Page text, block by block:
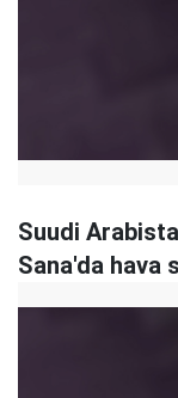
Suudi
Sana'da hava